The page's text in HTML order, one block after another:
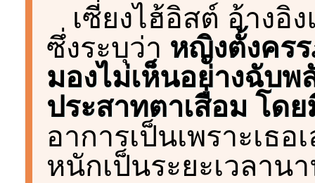
เซี่ยงไฮ้อิสต์ อ้างอิ
ซึ่งระบุว่า หญิงตั้งคร
มองไม่เห็นอย่างฉับ
ประสาทตาเสื่อม โด
อาการเป็นเพราะเธ
หนักเป็นระยะเวลาน